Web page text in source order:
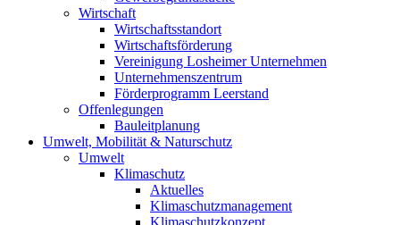
Wirtschaft
Wirtschaftsstandort
Wirtschaftsförderung
Vereinigung Losheimer Unternehmen
Unternehmenszentrum
Förderprogramm Leerstand
Offenlegungen
Bauleitplanung
Umwelt, Mobilität & Naturschutz
Umwelt
Klimaschutz
Aktuelles
Klimaschutzmanagement
Klimaschutzkonzept